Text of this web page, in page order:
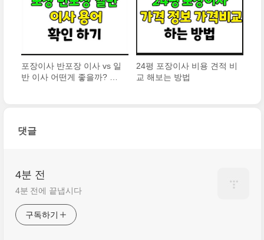
포장이사 반포장 이사 vs 일
반 이사 어떤게 좋을까? 장
24평 포장이사 비용 견적 비
교 해보는 방법
댓글
4분 전
4분 전에 끝냅시다
구독하기